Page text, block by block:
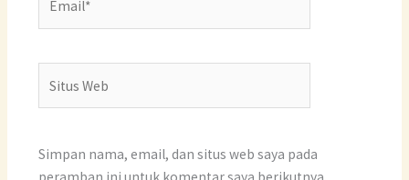
Web
Simpan nama, email, dan situs web saya pada
peramban ini untuk komentar saya berikutnya.